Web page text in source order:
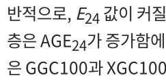
반적으로, E24값이 커
층은 AGE24가 증가함
은 GGC100과